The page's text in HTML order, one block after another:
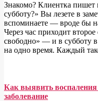
Знакомо? Клиентка пишет
субботу?» Вы лезете в
вспоминаете — вроде бы
Через час приходит
свободно» — и в субботу
на одно время. Каждый
Как выявить воспаления
заболевание